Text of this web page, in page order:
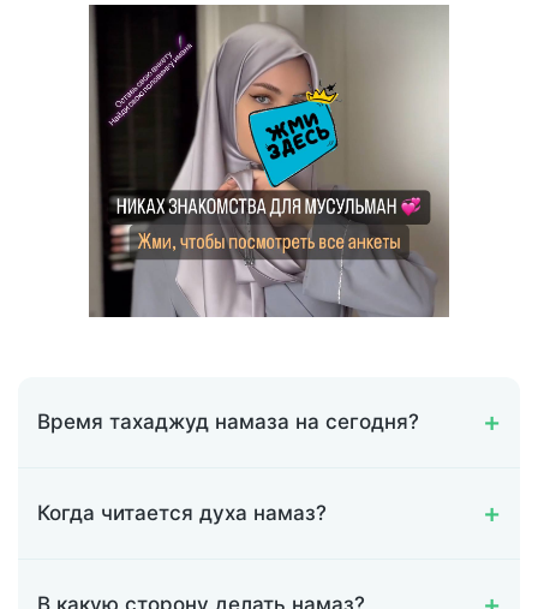
Время тахаджуд намаза на сегодня?
Когда читается духа намаз?